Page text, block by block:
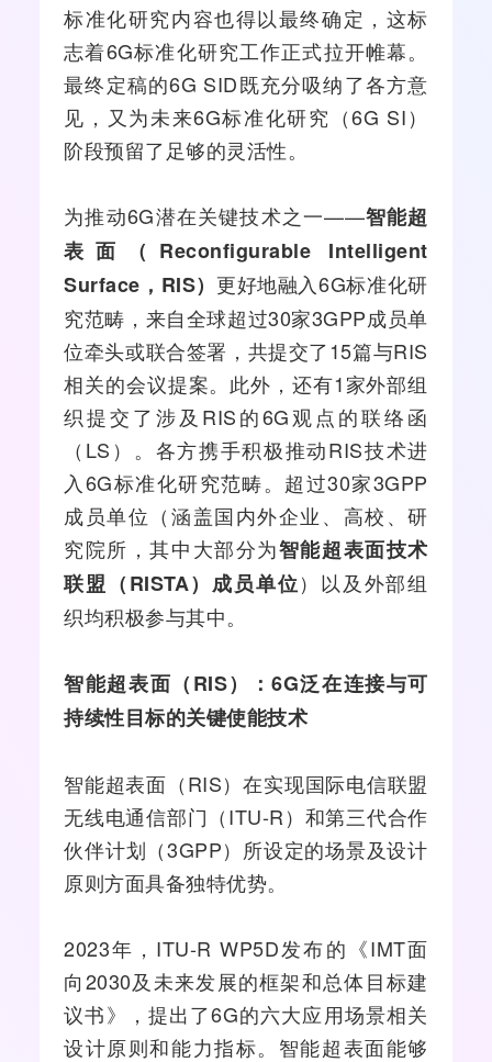
标准化研究内容也得以最终确定，这标
志着6G标准化研究工作正式拉开帷幕。
最终定稿的6G SID既充分吸纳了各方意
见，又为未来6G标准化研究（6G SI）
阶段预留了足够的灵活性。
为推动6G潜在关键技术之一——智能超
表面（Reconfigurable Intelligent
Surface，RIS） 更好地融入6G标准化研
究范畴，来自全球超过30家3GPP成员单
位牵头或联合签署，共提交了15篇与RIS
相关的会议提案。此外，还有1家外部组
织提交了涉及RIS的6G观点的联络函
（ LS ）。各方携手积极推动RIS技术进
入6G标准化研究范畴。超过30家3GPP
成员单位（涵盖国内外企业、高校、研
究院所，其中大部分为智能超表面技术
联盟（RISTA）成员单位）以及外部组
织均积极参与其中。
智能超表面（RIS）：6G泛在连接与可
持续性目标的关键使能技术
智能超表面（RIS）在实现国际电信联盟
无线电通信部门（ITU-R）和第三代合作
伙伴计划（3GPP）所设定的场景及设计
原则方面具备独特优势。
2023年，ITU-R WP5D发布的《IMT面
向2030及未来发展的框架和总体目标建
议书》，提出了6G的六大应用场景相关
设计原则和能力指标。智能超表面能够